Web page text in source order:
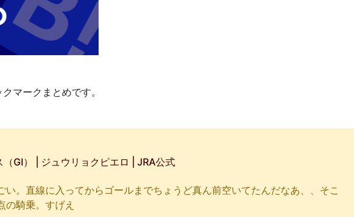
マークまとめです。
GⅠ） | ジュウリョクピエロ | JRA公式
い。直線に入ってからゴールまでちょうど真ん前空いてたんだなあ、、そこ
の騎乗。すげえ